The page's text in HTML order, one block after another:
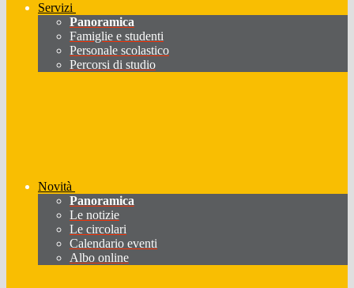
Servizi
Panoramica
Famiglie e studenti
Personale scolastico
Percorsi di studio
Novità
Panoramica
Le notizie
Le circolari
Calendario eventi
Albo online